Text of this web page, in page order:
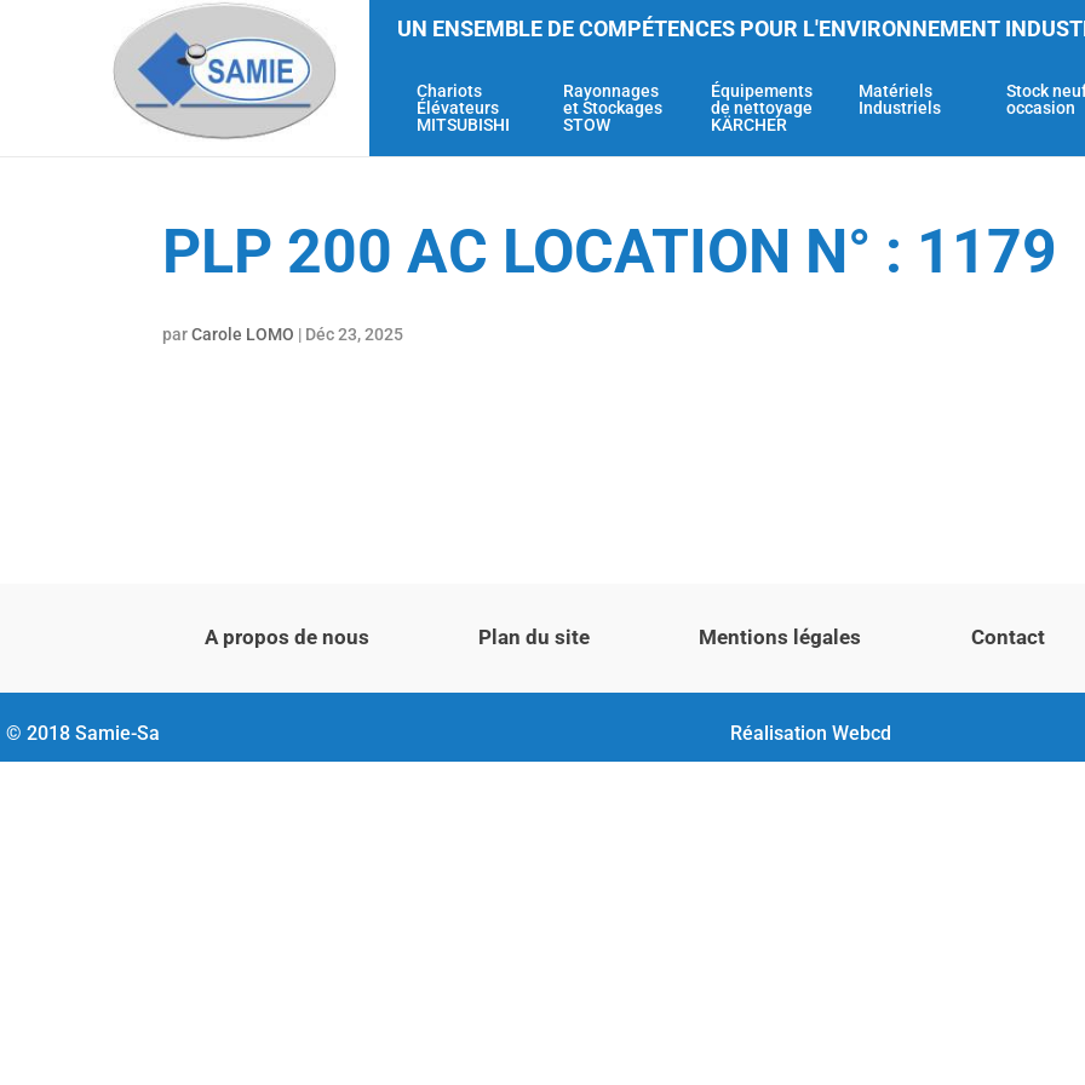
UN ENSEMBLE DE COMPÉTENCES POUR L'ENVIRONNEMENT
Chariots
Élévateurs
MITSUBISHI
Rayonnages
et Stockages
STOW
Équipements
de nettoyage
KÄRCHER
Matériels
Industriels
Stock
occasion
PLP 200 AC LOCATION N° : 1179
parCarole LOMO | Déc 23, 2025
A propos de nous Plan du site Mentions légales Contact
© 2018 Samie-Sa Réalisation Webcd